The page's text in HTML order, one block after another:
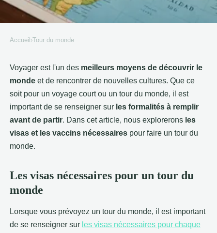
Quels sont les visas et les vaccins
nécessaires pour faire un tour du
monde ?
Verninac•1 avril 2022•3 min de lecture
Accueil ›Tour du monde
Voyager est l'un des meilleurs moyens de découvrir le
monde et de rencontrer de nouvelles cultures. Que ce
soit pour un voyage court ou un tour du monde, il est
important de se renseigner sur les formalités à remplir
avant de partir. Dans cet article, nous explorerons les
visas et les vaccins nécessaires pour faire un tour du
monde.
Les visas nécessaires pour un tour du
monde
Lorsque vous prévoyez un tour du monde, il est important
de se renseigner sur les visas nécessaires pour chaque